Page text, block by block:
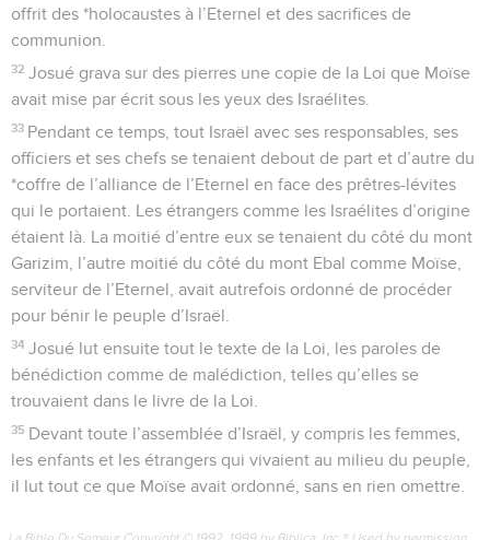
offrit des *holocaustes à l’Eternel et des sacrifices de
communion.
32 Josué grava sur des pierres une copie de la Loi que Moïse
avait mise par écrit sous les yeux des Israélites.
33 Pendant ce temps, tout Israël avec ses responsables, ses
officiers et ses chefs se tenaient debout de part et d’autre du
*coffre de l’alliance de l’Eternel en face des prêtres-lévites
qui le portaient. Les étrangers comme les Israélites d’origine
étaient là. La moitié d’entre eux se tenaient du côté du mont
Garizim, l’autre moitié du côté du mont Ebal comme Moïse,
serviteur de l’Eternel, avait autrefois ordonné de procéder
pour bénir le peuple d’Israël.
34 Josué lut ensuite tout le texte de la Loi, les paroles de
bénédiction comme de malédiction, telles qu’elles se
trouvaient dans le livre de la Loi.
35 Devant toute l’assemblée d’Israël, y compris les femmes,
les enfants et les étrangers qui vivaient au milieu du peuple,
il lut tout ce que Moïse avait ordonné, sans en rien omettre.